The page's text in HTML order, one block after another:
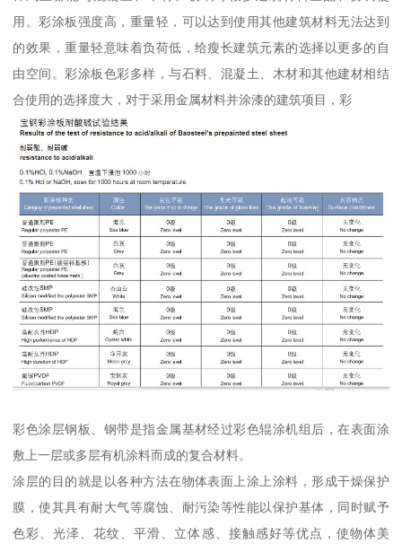
用。彩涂板强度高，重量轻，可以达到使用其他建筑材料无法达到
的效果，重量轻意味着负荷低，给瘦长建筑元素的选择以更多的自
由空间。彩涂板色彩多样，与石料、混凝土、木材和其他建材相结
合使用的选择度大，对于采用金属材料并涂漆的建筑项目，彩
彩色涂层钢板、钢带是指金属基材经过彩色辊涂机组后，在表面涂
敷上一层或多层有机涂料而成的复合材料。
涂层的目的就是以各种方法在物体表面上涂上涂料，形成干燥保护
膜，使其具有耐大气等腐蚀、耐污染等性能以保护基体，同时赋予
色彩、光泽、花纹、平滑、立体感、接触感好等优点，使物体美